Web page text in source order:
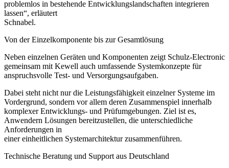
problemlos in bestehende Entwicklungslandschaften integrieren
lassen“, erläutert
Schnabel.
Von der Einzelkomponente bis zur Gesamtlösung
Neben einzelnen Geräten und Komponenten zeigt Schulz-Electronic
gemeinsam mit Kewell auch umfassende Systemkonzepte für
anspruchsvolle Test- und Versorgungsaufgaben.
Dabei steht nicht nur die Leistungsfähigkeit einzelner Systeme im
Vordergrund, sondern vor allem deren Zusammenspiel innerhalb
komplexer Entwicklungs- und Prüfumgebungen. Ziel ist es,
Anwendern Lösungen bereitzustellen, die unterschiedliche
Anforderungen in
einer einheitlichen Systemarchitektur zusammenführen.
Technische Beratung und Support aus Deutschland